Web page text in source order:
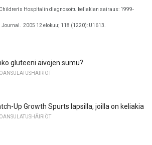
Hospitalin diagnosoitu keliakian sairaus: 1999-
2005 12 elokuu; 118 (1220): U1613.
gluteeni aivojen sumu?
Up Growth Spurts lapsilla, joilla on keliakia